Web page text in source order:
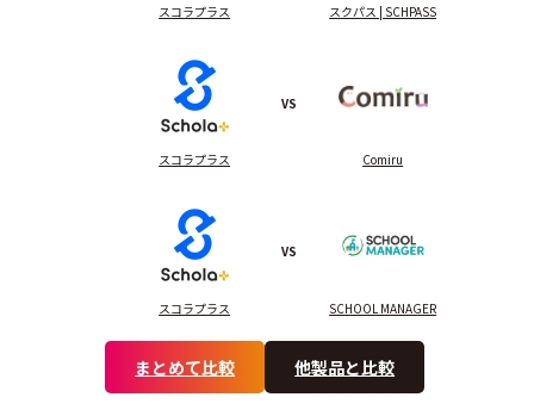
スコラプラス スクパス | SCHPASS
スコラプラス
VS
Comiru
スコラプラス
VS
SCHOOL MANAGER
まとめて比較 他製品と比較